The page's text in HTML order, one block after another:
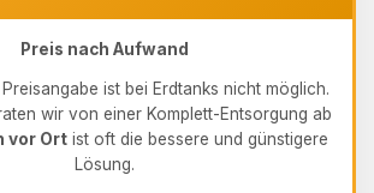
Preis nach Aufwand
ist bei Erdtanks nicht möglich.
wir von einer Komplett-Entsorgung ab
vor Ort ist oft die bessere und günstigere
Lösung.